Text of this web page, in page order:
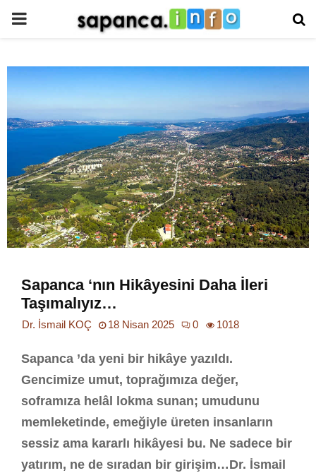
PRIMARY
Sapanca ‘nın Hikâyesini Daha İleri
Taşımalıyız…
Dr. İsmail KOÇ 18 Nisan 2025 0 1018
Sapanca ’da yeni bir hikâye yazıldı.
Gencimize umut, toprağımıza değer,
soframıza helâl lokma sunan; umudunu
memleketinde, emeğiyle üreten insanların
sessiz ama kararlı hikâyesi bu. Ne sadece bir
yatırım, ne de sıradan bir girişim…Dr. İsmail